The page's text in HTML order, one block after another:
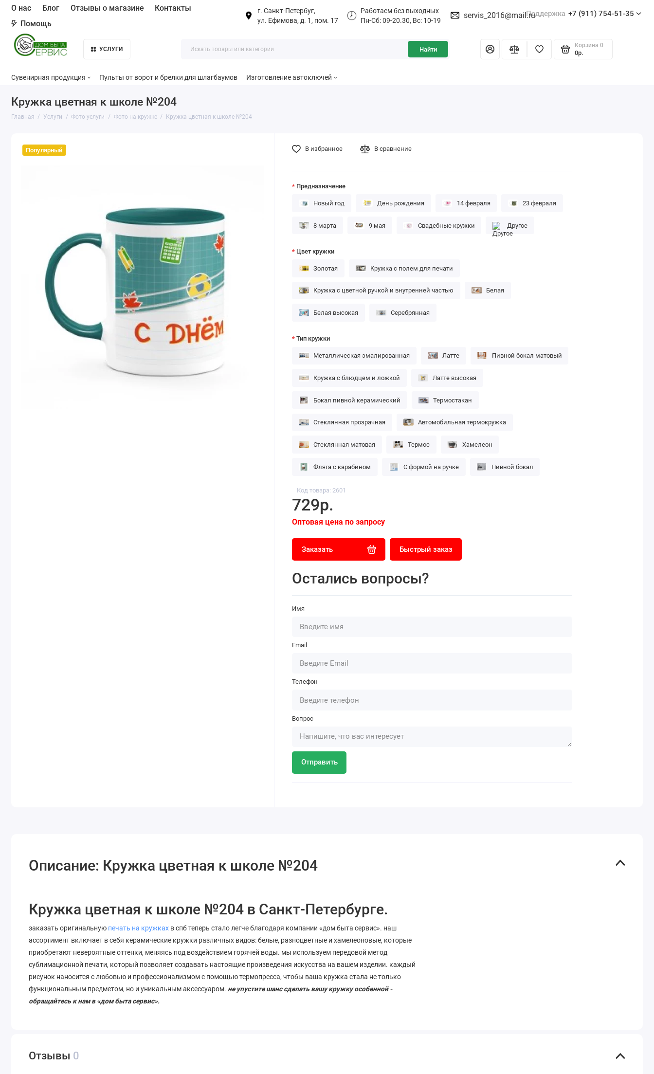
О нас Блог Отзывы о магазине
Контакты
Помощь
г. Санкт-Петербуг,
ул. Ефимова, д. 1, пом. 17
Работаем без выходных
Пн-Сб: 09-20.30, Вс: 10-19
servis_2016@mail.ruПоддержка +7 (911) 754-51-35
УСЛУГИ Найти
Корзина 0
0р.
Сувенирная продукция Пульты от ворот и брелки для шлагбаумов Изготовление автоключей
Кружка цветная к школе №204
Главная Услуги Фото услуги Фото на кружке Кружка цветная к школе №204
Популярный
Код товара: 2601
729р.
Оптовая цена по запросу
Заказать Быстрый заказ
Остались вопросы?
Имя
Email
Телефон
Вопрос
Отправить
В избранное В сравнение
Предназначение
Новый год День рождения 14 февраля 23 февраля
8 марта 9 мая Свадебные кружки Другое
Цвет кружки
Золотая Кружка с полем для печати
Кружка с цветной ручкой и внутренней частью Белая
Белая высокая Серебрянная
Тип кружки
Металлическая эмалированная Латте Пивной бокал матовый
Кружка с блюдцем и ложкой Латте высокая
Бокал пивной керамический Термостакан
Стеклянная прозрачная Автомобильная термокружка
Стеклянная матовая Термос Хамелеон
Фляга с карабином С формой на ручке Пивной бокал
Описание: Кружка цветная к школе №204
Кружка цветная к школе №204 в Санкт-Петербурге.
заказать оригинальную печать на кружках в спб теперь стало легче благодаря компании «дом быта сервис». наш
ассортимент включает в себя керамические кружки различных видов: белые, разноцветные и хамелеоновые, которые
приобретают невероятные оттенки, меняясь под воздействием горячей воды. мы используем передовой метод
сублимационной печати, который позволяетсоздавать настоящие произведения искусства на вашем изделии. каждый
рисунок наносится с любовью и профессионализмом с помощью термопресса, чтобы ваша кружка стала не только
функциональным предметом, но и уникальным аксессуаром. не упустите шанс сделать вашу кружку особенной -
обращайтесь к нам в «дом быта сервис».
Отзывы 0